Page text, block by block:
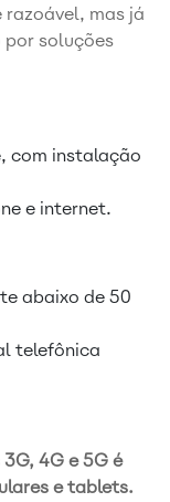
mas já
soluções
com instalação
e internet.
abaixo de 50
telefônica
4G e 5G é
e tablets.